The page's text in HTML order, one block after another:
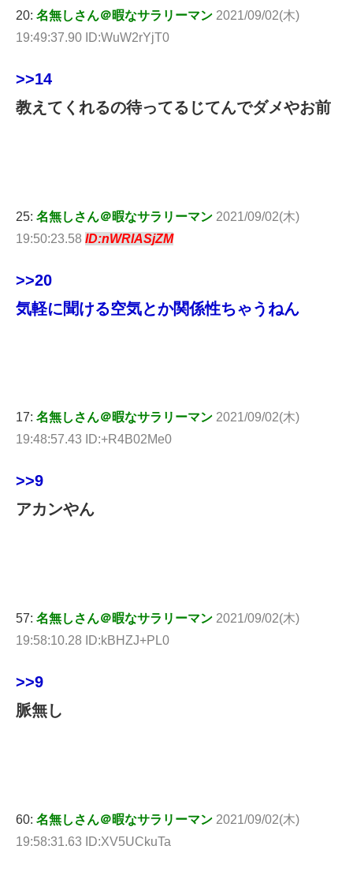
20: 名無しさん＠暇なサラリーマン 2021/09/02(木)
19:49:37.90 ID:WuW2rYjT0
>>14
教えてくれるの待ってるじてんでダメやお前
25: 名無しさん＠暇なサラリーマン 2021/09/02(木)
19:50:23.58 ID:nWRlASjZM
>>20
気軽に聞ける空気とか関係性ちゃうねん
17: 名無しさん＠暇なサラリーマン 2021/09/02(木)
19:48:57.43 ID:+R4B02Me0
>>9
アカンやん
57: 名無しさん＠暇なサラリーマン 2021/09/02(木)
19:58:10.28 ID:kBHZJ+PL0
>>9
脈無し
60: 名無しさん＠暇なサラリーマン 2021/09/02(木)
19:58:31.63 ID:XV5UCkuTa